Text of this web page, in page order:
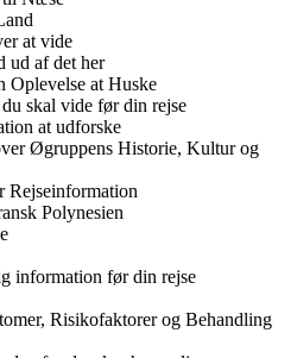
at vide
ud af det her
Oplevelse at Huske
skal vide før din rejse
at udforske
Øgruppens Historie, Kultur og
Rejseinformation
Polynesien
information før din rejse
Risikofaktorer og Behandling